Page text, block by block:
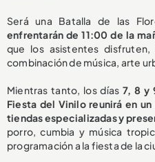
Será una Batalla de las
enfrentarán de 11:00 de la
que los asistentes
combinación de música, arte
Mientras tanto, los días 7, 8 y
Fiesta del Vinilo reunirá en
tiendas especializadas y
porro, cumbia y música
programación a la fiesta de la